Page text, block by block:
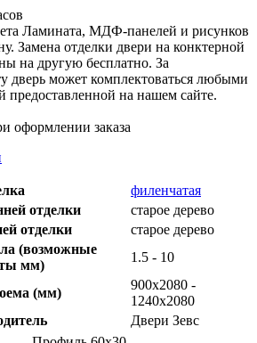
Ламината, МДФ-панелей и рисунков
Замена отделки двери на конктерной
на другую бесплатно. За
дверь может комплектоваться любыми
предоставленной на нашем сайте.
оформлении заказа
филенчатая
отделки
старое дерево
отделки
старое дерево
(возможные
мм)
1.5 - 10
(мм)
900х2080 -
1240х2080
Двери Зевс